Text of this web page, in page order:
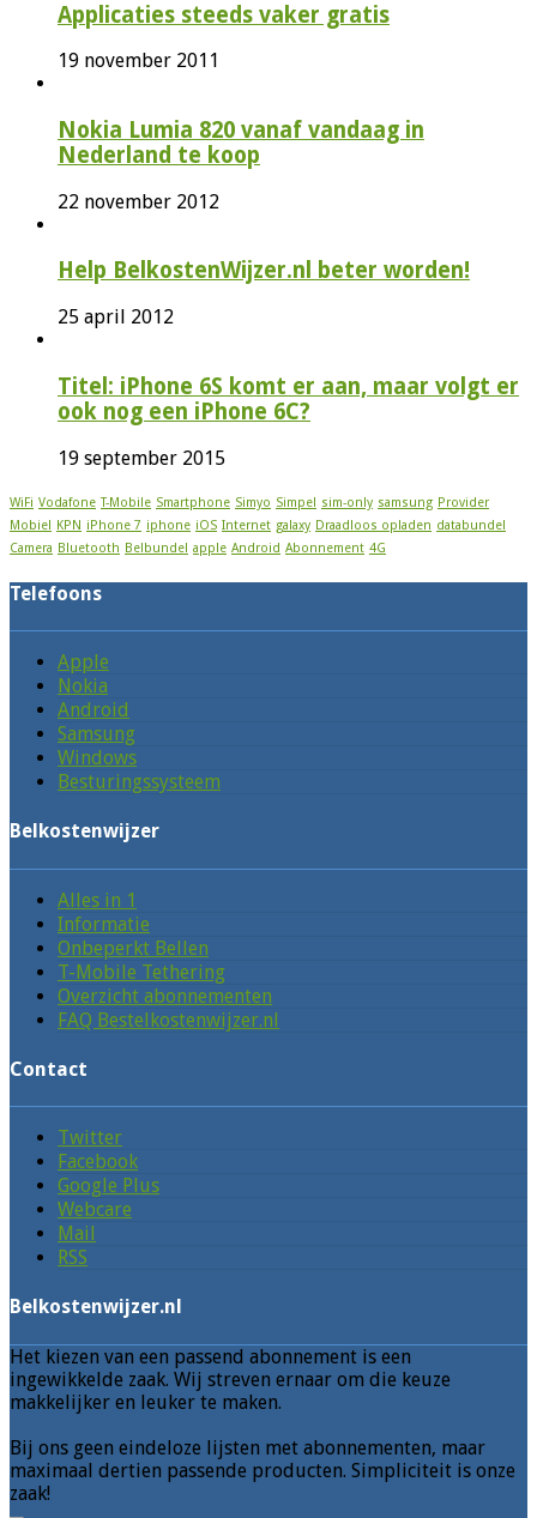
Applicaties steeds vaker gratis
19 november 2011
Nokia Lumia 820 vanaf vandaag in
Nederland te koop
22 november 2012
Help BelkostenWijzer.nl beter worden!
25 april 2012
Titel: iPhone 6S komt er aan, maar volgt er
ook nog een iPhone 6C?
19 september 2015
WiFi Vodafone T-Mobile Smartphone Simyo Simpel sim-only samsung Provider
Mobiel KPN iPhone 7 iphone iOS Internet galaxy Draadloos opladen databundel
Camera Bluetooth Belbundel apple Android Abonnement 4G
Telefoons
Apple
Nokia
Android
Samsung
Windows
Besturingssysteem
Belkostenwijzer
Alles in 1
Informatie
Onbeperkt Bellen
T-Mobile Tethering
Overzicht abonnementen
FAQ Bestelkostenwijzer.nl
Contact
Twitter
Facebook
Google Plus
Webcare
Mail
RSS
Belkostenwijzer.nl
Het kiezen van een passend abonnement is een
ingewikkelde zaak. Wij streven ernaar om die keuze
makkelijker en leuker te maken.
Bij ons geen eindeloze lijsten met abonnementen, maar
maximaal dertien passende producten. Simpliciteit is onze
zaak!